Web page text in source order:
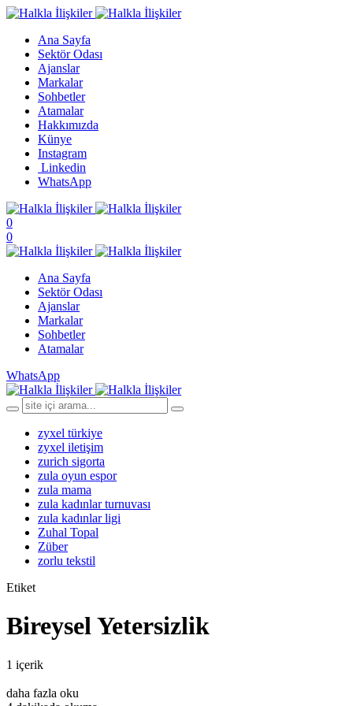
Ana Sayfa
Sektör Odası
Ajanslar
Markalar
Sohbetler
Atamalar
Hakkımızda
Künye
Instagram
Linkedin
WhatsApp
0
0
Ana Sayfa
Sektör Odası
Ajanslar
Markalar
Sohbetler
Atamalar
WhatsApp
zyxel türkiye
zyxel iletişim
zurich sigorta
zula oyun espor
zula mama
zula kadınlar turnuvası
zula kadınlar ligi
Zuhal Topal
Züber
zorlu tekstil
Etiket
Bireysel Yetersizlik
1 içerik
daha fazla oku